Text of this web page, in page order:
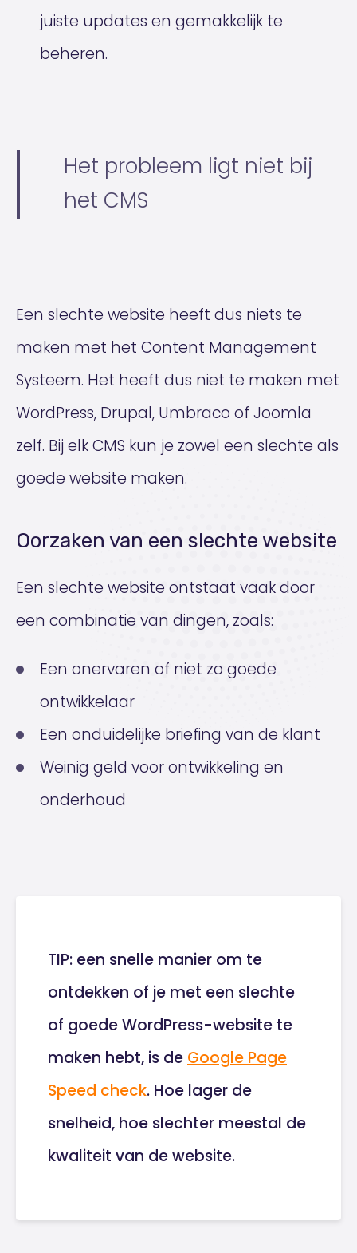
juiste updates en gemakkelijk te
beheren.
Het probleem ligt niet bij
het CMS
Een slechte website heeft dus niets te
maken met het Content Management
Systeem. Het heeft dus niet te maken met
WordPress, Drupal, Umbraco of Joomla
zelf. Bij elk CMS kun je zowel een slechte als
goede website maken.
Oorzaken van een slechte website
Een slechte website ontstaat vaak door
een combinatie van dingen, zoals:
Een onervaren of niet zo goede
ontwikkelaar
Een onduidelijke briefing van de klant
Weinig geld voor ontwikkeling en
onderhoud
TIP: een snelle manier om te
ontdekken of je met een slechte
of goede WordPress-website te
maken hebt, is de Google Page
Speed check. Hoe lager de
snelheid, hoe slechter meestal de
kwaliteit van de website.